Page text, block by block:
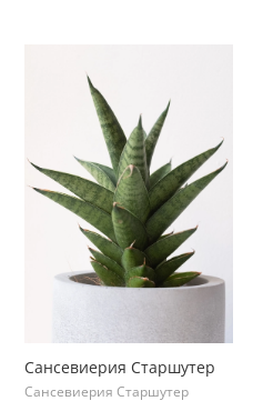
Сансевиерия Старшутер
Сансевиерия Старшутер